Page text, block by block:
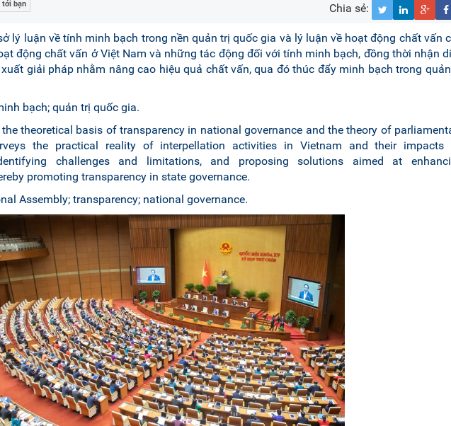
tới bạn Chia sẻ:
lý luận về tính minh bạch trong nền quản trị quốc gia và lý luận về hoạt động chất vấn
động chất vấn ở Việt Nam và những tác động đối với tính minh bạch, đồng thời nhận
giải pháp nhằm nâng cao hiệu quả chất vấn, qua đó thúc đẩy minh bạch trong
bạch; quản trị quốc gia.
theoretical basis of transparency in national governance and the theory of
the practical reality of interpellation activities in Vietnam and their impacts
challenges and limitations, and proposing solutions aimed at
promoting transparency in state governance.
Assembly; transparency; national governance.